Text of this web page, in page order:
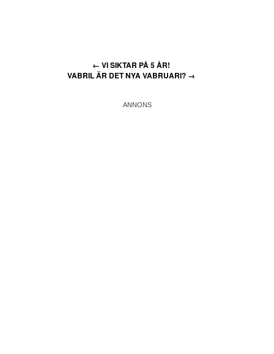
← VI SIKTAR PÅ 5 ÅR!
VABRIL ÄR DET NYA VABRUARI? →